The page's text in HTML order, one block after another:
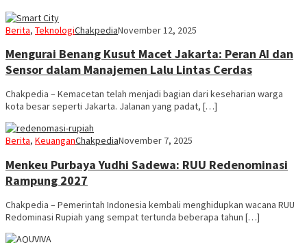
Berita, TeknologiChakpediaNovember 12, 2025
Mengurai Benang Kusut Macet Jakarta: Peran AI dan
Sensor dalam Manajemen Lalu Lintas Cerdas
Chakpedia – Kemacetan telah menjadi bagian dari keseharian warga
kota besar seperti Jakarta. Jalanan yang padat, […]
Berita, KeuanganChakpediaNovember 7, 2025
Menkeu Purbaya Yudhi Sadewa: RUU Redenominasi
Rampung 2027
Chakpedia – Pemerintah Indonesia kembali menghidupkan wacana RUU
Redominasi Rupiah yang sempat tertunda beberapa tahun […]